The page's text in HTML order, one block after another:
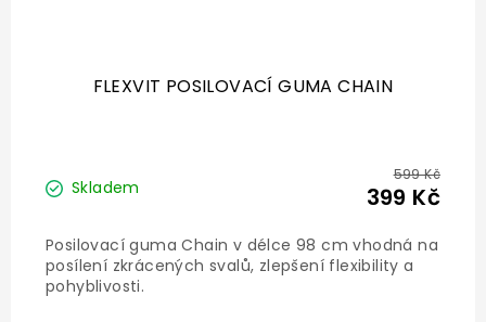
FLEXVIT POSILOVACÍ GUMA CHAIN
Skladem
599 Kč
399 Kč
Posilovací guma Chain v délce 98 cm vhodná na
posílení zkrácených svalů, zlepšení flexibility a
pohyblivosti.